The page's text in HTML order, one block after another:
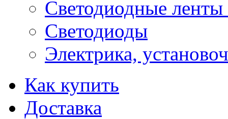
Светодиодные
Светодиоды
Электрика,
Как купить
Доставка